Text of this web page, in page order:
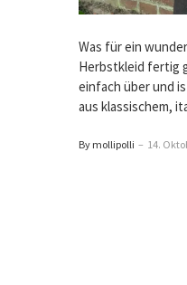
Was für ein
Herbstkleid fertig
einfach über und
aus klassischem,
By mollipolli – 14.